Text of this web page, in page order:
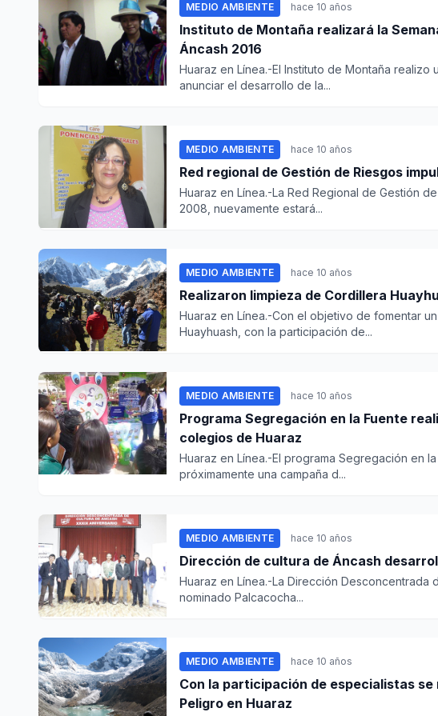
MEDIO AMBIENTE hace 10 años
Instituto de Montaña realizará la
Áncash 2016
Huaraz en Línea.-El Instituto de Montaña
anunciar el desarrollo de la...
MEDIO AMBIENTE hace 10 años
Red regional de Gestión de Riesgos
Huaraz en Línea.-La Red Regional de Gestión
2008, nuevamente estará...
MEDIO AMBIENTE hace 10 años
Realizaron limpieza de Cordillera
Huaraz en Línea.-Con el objetivo de fomentar
Huayhuash, con la participación de...
MEDIO AMBIENTE hace 10 años
Programa Segregación en la Fuente
colegios de Huaraz
Huaraz en Línea.-El programa Segregación en
próximamente una campaña d...
MEDIO AMBIENTE hace 10 años
Dirección de cultura de Áncash
Huaraz en Línea.-La Dirección
nominado Palcacocha...
MEDIO AMBIENTE hace 10 años
Con la participación de especialistas
Peligro en Huaraz